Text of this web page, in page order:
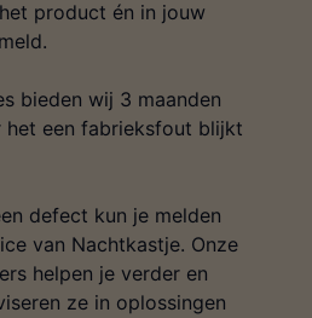
product én in jouw
bieden wij 3 maanden
het een fabrieksfout blijkt
defect kun je melden
van Nachtkastje. Onze
helpen je verder en
ze in oplossingen